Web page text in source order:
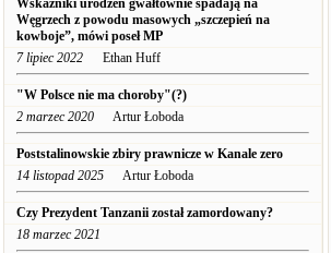
Wskaźniki urodzeń gwałtownie spadają na
Węgrzech z powodu masowych „szczepień na
kowboje”, mówi poseł MP
7 lipiec 2022 Ethan Huff
"W Polsce nie ma choroby"(?)
2 marzec 2020 Artur Łoboda
Poststalinowskie zbiry prawnicze w Kanale zero
14 listopad 2025 Artur Łoboda
Czy Prezydent Tanzanii został zamordowany?
18 marzec 2021